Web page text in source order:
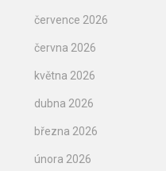
července 2026
června 2026
května 2026
dubna 2026
března 2026
února 2026